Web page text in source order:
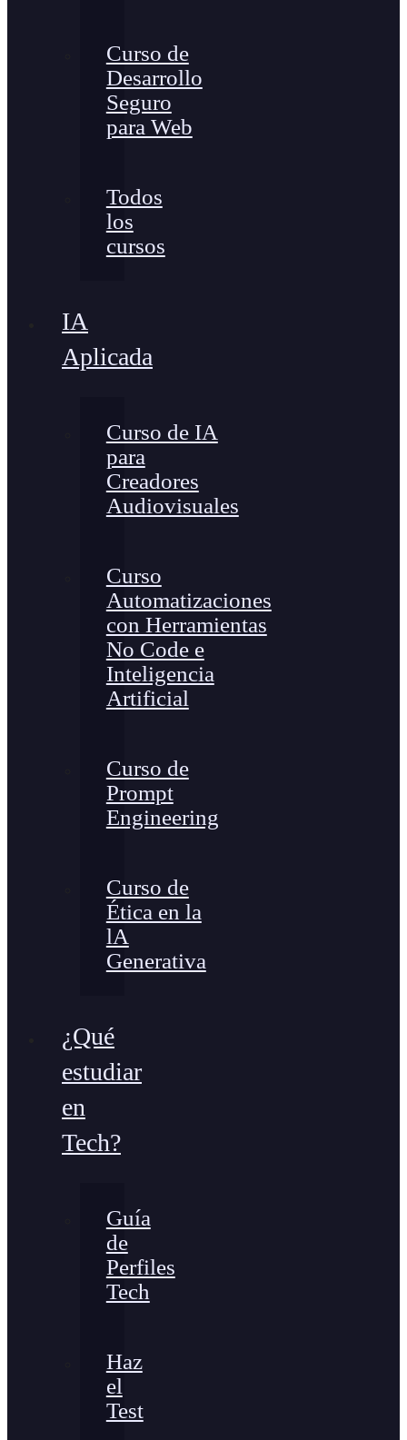
Curso de
Desarrollo
Seguro
para Web
Todos
los
cursos
IA
Aplicada
Curso de IA
para
Creadores
Audiovisuales
Curso
Automatizaciones
con Herramientas
No Code e
Inteligencia
Artificial
Curso de
Prompt
Engineering
Curso de
Ética en la
lA
Generativa
¿Qué
estudiar
en
Tech?
Guía
de
Perfiles
Tech
Haz
el
Test